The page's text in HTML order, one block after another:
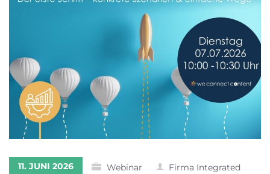
11. JUNI 2026 Webinar
Firma Integrated